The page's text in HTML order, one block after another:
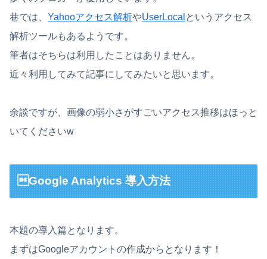
巷では、 Yahooアクセス解析やUserLocal というアクセス
解析ツールもあるようです。
筆者はそちらは利用したことはありません。
近々利用してみて記事にしてみたいと思います。
余談ですが、画像の弱小さがすごいアクセス推移はほっと
いてくださいw
Google Analytics 導入方法
本題の導入篇となります。
まずはGoogleアカウントの作成からとなります！